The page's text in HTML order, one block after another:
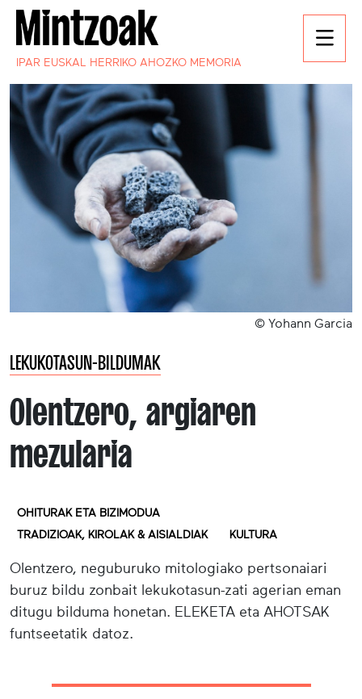
IPAR EUSKAL HERRIKO AHOZKO MEMORIA
© Yohann Garcia
LEKUKOTASUN-BILDUMAK
Olentzero, argiaren
mezularia
OHITURAK ETA BIZIMODUA
TRADIZIOAK, KIROLAK & AISIALDIAK
KULTURA
Olentzero, neguburuko mitologiako pertsonaiari
buruz bildu zonbait lekukotasun-zati agerian eman
ditugu bilduma honetan. ELEKETA eta AHOTSAK
funtseetatik datoz.